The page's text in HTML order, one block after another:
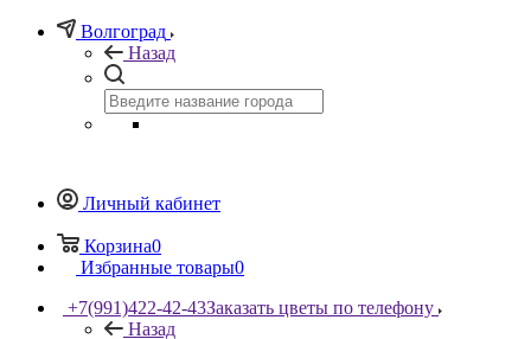
Волгоград
Назад
Личный кабинет
Корзина0
Избранные товары0
+7(991)422-42-43Заказать цветы по телефону
Назад